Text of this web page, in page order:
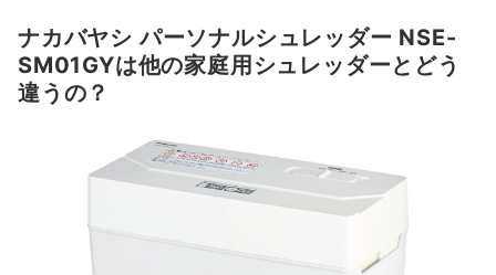
ナカバヤシ パーソナルシュレッダー NSE-
SM01GYは他の家庭用シュレッダーとどう
違うの？